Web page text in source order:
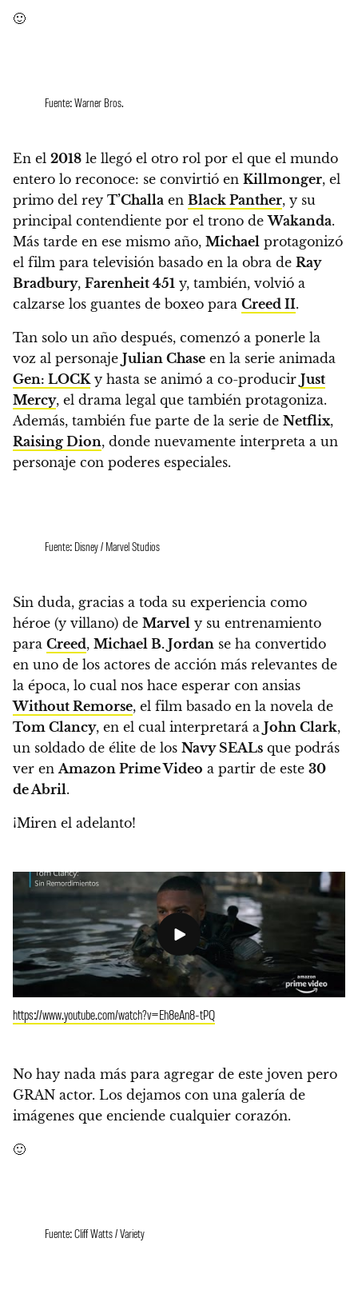
🙂
Fuente: Warner Bros.
En el 2018 le llegó el otro rol por el que el mundo
entero lo reconoce: se convirtió en Killmonger, el
primo del rey T’Challa en Black Panther, y su
principal contendiente por el trono deWakanda.
Más tarde en ese mismo año, Michael protagonizó
el film para televisión basado en la obra de Ray
Bradbury, Farenheit 451 y, también, volvió a
calzarse los guantes de boxeo para Creed II.
Tan solo un año después, comenzó a ponerle la
voz al personaje Julian Chase en la serie animada
Gen: LOCK y hasta se animó a co-producir Just
Mercy, el drama legal que también protagoniza.
Además, también fue parte de la serie de Netflix,
Raising Dion, donde nuevamente interpreta a un
personaje con poderes especiales.
Fuente: Disney / Marvel Studios
Sin duda, gracias a toda su experiencia como
héroe (y villano) de Marvel y su entrenamiento
para Creed, Michael B. Jordan se ha convertido
en uno de los actores de acción más relevantes de
la época, lo cual nos hace esperar con ansias
Without Remorse, el film basado en la novela de
Tom Clancy, en el cual interpretará a John Clark,
un soldado de élite de los Navy SEALs que podrás
ver en Amazon Prime Video a partir de este 30
de Abril.
¡Miren el adelanto!
https://www.youtube.com/watch?v=Eh8eAn8-tPQ
No hay nada más para agregar de este joven pero
GRAN actor. Los dejamos con una galería de
imágenes que enciende cualquier corazón.
🙂
Fuente: Cliff Watts / Variety